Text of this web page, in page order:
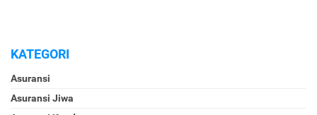
KATEGORI
Asuransi
Asuransi Jiwa